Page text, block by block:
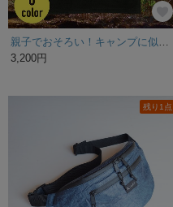
3,200円
残り1点